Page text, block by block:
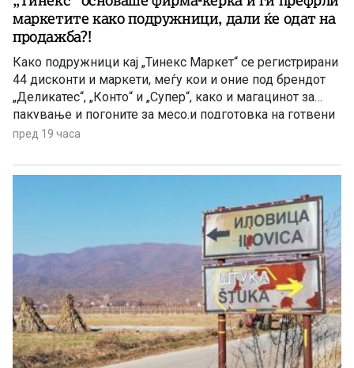
маркетите како подружници, дали ќе одат на
продажба?!
Како подружници кај „Тинекс Маркет“ се регистрирани
44 дисконти и маркети, меѓу кои и оние под брендот
„Деликатес“, „Конто“ и „Супер“, како и магацинот за
пакување и погоните за месо.и подготовка на готвени
јадења. Префрлен е и центарот за логистика, односно
пред 19 часа